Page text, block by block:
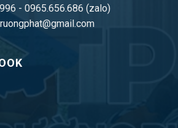
- 0965.656.686 (zalo)